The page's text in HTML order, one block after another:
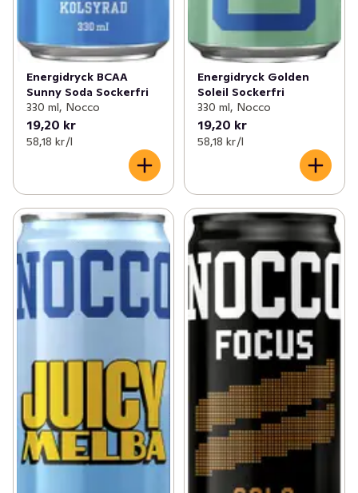
Energidryck BCAA
Sunny Soda Sockerfri
330 ml, Nocco
19,20 kr
58,18 kr /l
Energidryck Golden
Soleil Sockerfri
330 ml, Nocco
19,20 kr
58,18 kr /l